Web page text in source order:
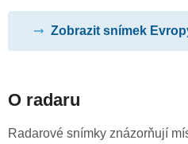
Zobrazit snímek
O radaru
Radarové snímky znázorňují